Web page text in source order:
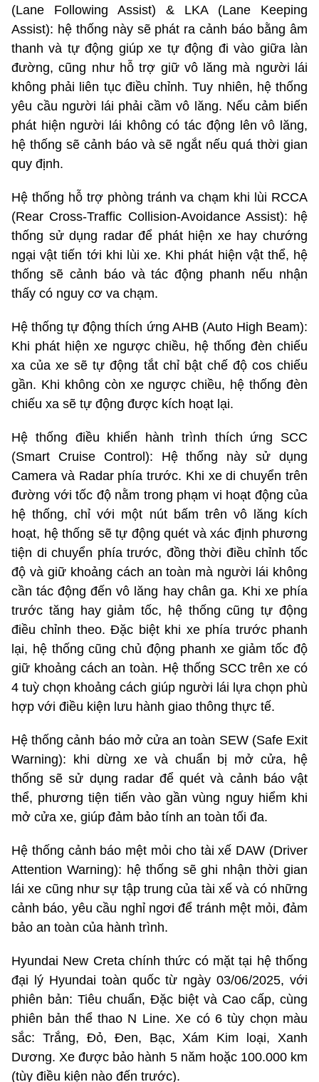
(Lane Following Assist) & LKA (Lane Keeping
Assist): hệ thống này sẽ phát ra cảnh báo bằng âm
thanh và tự động giúp xe tự động đi vào giữa làn
đường, cũng như hỗ trợ giữ vô lăng mà người lái
không phải liên tục điều chỉnh. Tuy nhiên, hệ thống
yêu cầu người lái phải cầm vô lăng. Nếu cảm biến
phát hiện người lái không có tác động lên vô lăng,
hệ thống sẽ cảnh báo và sẽ ngắt nếu quá thời gian
quy định.
Hệ thống hỗ trợ phòng tránh va chạm khi lùi RCCA
(Rear Cross-Traffic Collision-Avoidance Assist): hệ
thống sử dụng radar để phát hiện xe hay chướng
ngại vật tiến tới khi lùi xe. Khi phát hiện vật thể, hệ
thống sẽ cảnh báo và tác động phanh nếu nhận
thấy có nguy cơ va chạm.
Hệ thống tự động thích ứng AHB (Auto High Beam):
Khi phát hiện xe ngược chiều, hệ thống đèn chiếu
xa của xe sẽ tự động tắt chỉ bật chế độ cos chiếu
gần. Khi không còn xe ngược chiều, hệ thống đèn
chiếu xa sẽ tự động được kích hoạt lại.
Hệ thống điều khiển hành trình thích ứng SCC
(Smart Cruise Control): Hệ thống này sử dụng
Camera và Radar phía trước. Khi xe di chuyển trên
đường với tốc độ nằm trong phạm vi hoạt động của
hệ thống, chỉ với một nút bấm trên vô lăng kích
hoạt, hệ thống sẽ tự động quét và xác định phương
tiện di chuyển phía trước, đồng thời điều chỉnh tốc
độ và giữ khoảng cách an toàn mà người lái không
cần tác động đến vô lăng hay chân ga. Khi xe phía
trước tăng hay giảm tốc, hệ thống cũng tự động
điều chỉnh theo. Đặc biệt khi xe phía trước phanh
lại, hệ thống cũng chủ động phanh xe giảm tốc độ
giữ khoảng cách an toàn. Hệ thống SCC trên xe có
4 tuỳ chọn khoảng cách giúp người lái lựa chọn phù
hợp với điều kiện lưu hành giao thông thực tế.
Hệ thống cảnh báo mở cửa an toàn SEW (Safe Exit
Warning): khi dừng xe và chuẩn bị mở cửa, hệ
thống sẽ sử dụng radar để quét và cảnh báo vật
thể, phương tiện tiến vào gần vùng nguy hiểm khi
mở cửa xe, giúp đảm bảo tính an toàn tối đa.
Hệ thống cảnh báo mệt mỏi cho tài xế DAW (Driver
Attention Warning): hệ thống sẽ ghi nhận thời gian
lái xe cũng như sự tập trung của tài xế và có những
cảnh báo, yêu cầu nghỉ ngơi để tránh mệt mỏi, đảm
bảo an toàn của hành trình.
Hyundai New Creta chính thức có mặt tại hệ thống
đại lý Hyundai toàn quốc từ ngày 03/06/2025, với
phiên bản: Tiêu chuẩn, Đặc biệt và Cao cấp, cùng
phiên bản thể thao N Line. Xe có 6 tùy chọn màu
sắc: Trắng, Đỏ, Đen, Bạc, Xám Kim loại, Xanh
Dương. Xe được bảo hành 5 năm hoặc 100.000 km
(tùy điều kiện nào đến trước).